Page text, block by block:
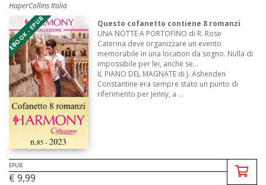
HaperCollins Italia
EBOOK - EPUB
Questo cofanetto contiene 8 romanzi
UNA NOTTE A PORTOFINO di R. Rose
Caterina deve organizzare un evento
memorabile in una location da sogno. Nulla di
impossibile per lei, anche se...
IL PIANO DEL MAGNATE di J. Ashenden
Constantine era sempre stato un punto di
riferimento per Jenny, a ...
EPUB
€ 9,99